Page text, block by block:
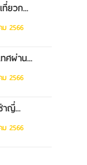
ที่ยวก...
2566
ศผ่าน...
2566
าญี่...
2566